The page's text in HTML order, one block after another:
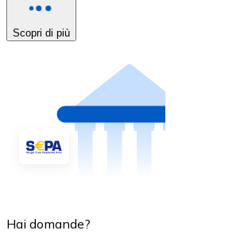
Scopri di più
Hai domande?